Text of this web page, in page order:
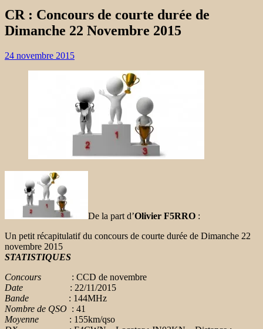
CR : Concours de courte durée de
Dimanche 22 Novembre 2015
24 novembre 2015
De la part d’Olivier F5RRO :
Un petit récapitulatif du concours de courte durée de Dimanche 22
novembre 2015
STATISTIQUES
Concours
: CCD de novembre
Date
: 22/11/2015
Bande : 144MHz
Nombre de QSO : 41
Moyenne
: 155km/qso